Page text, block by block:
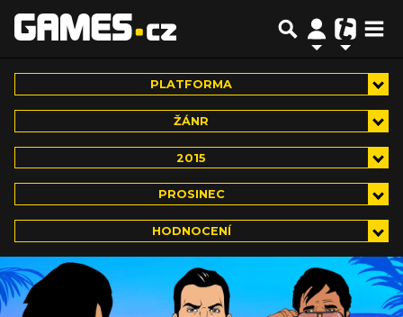
PLATFORMA
ŽÁNR
2015
PROSINEC
HODNOCENÍ